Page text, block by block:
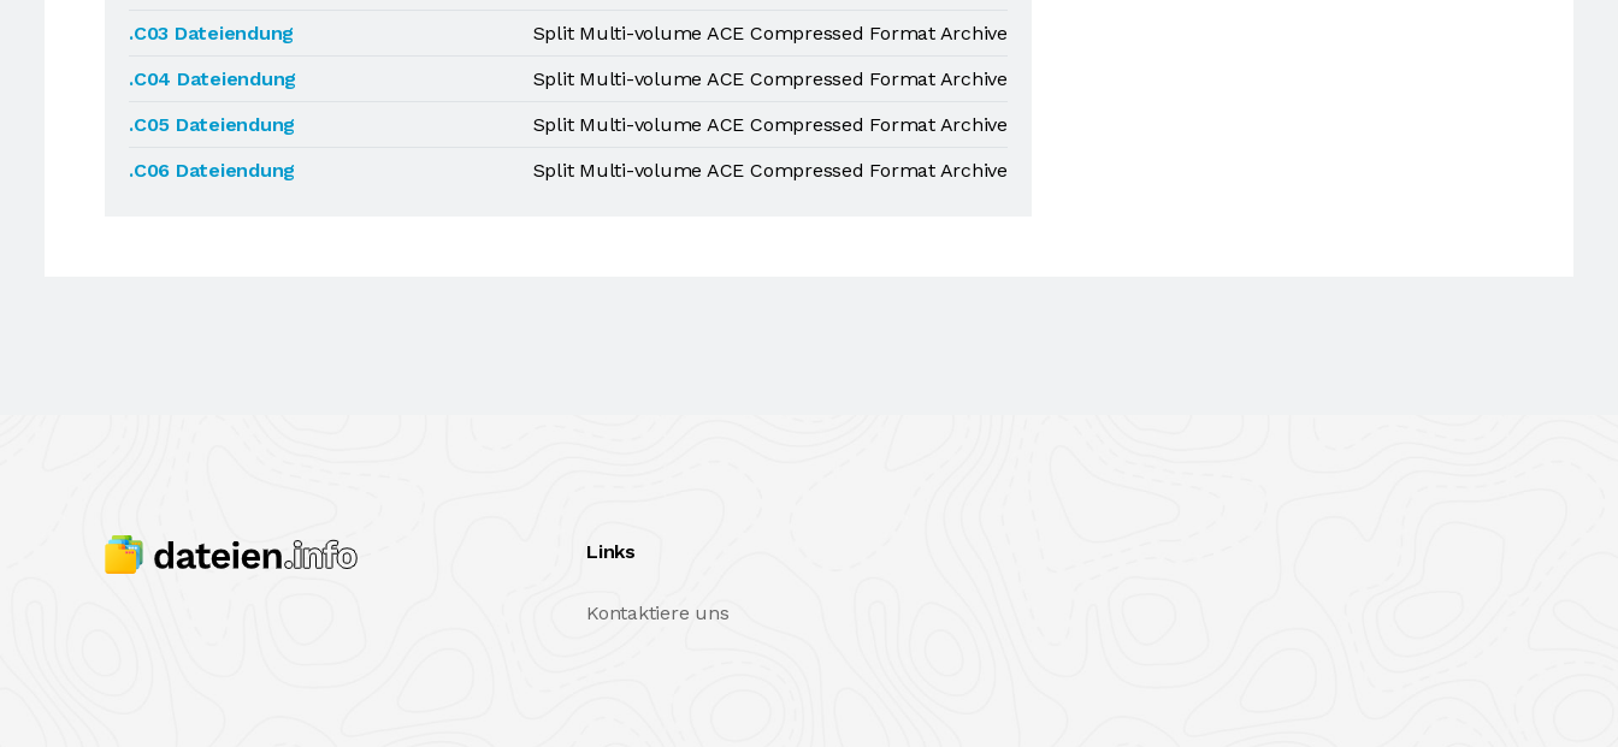
.C03 Dateiendung
Split Multi-volume ACE Compressed Format Archive
.C04 Dateiendung
Split Multi-volume ACE Compressed Format Archive
.C05 Dateiendung
Split Multi-volume ACE Compressed Format Archive
.C06 Dateiendung
Split Multi-volume ACE Compressed Format Archive
Links
Kontaktiere uns